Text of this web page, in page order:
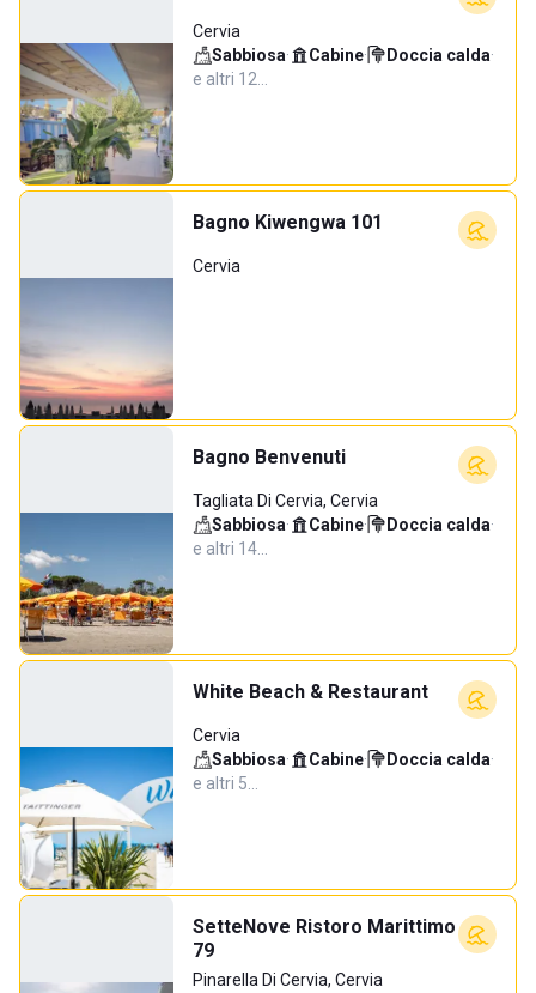
Cervia
Sabbiosa· Cabine· Doccia calda·
e altri 12…
Bagno Kiwengwa 101
Cervia
Bagno Benvenuti
Tagliata Di Cervia, Cervia
Sabbiosa· Cabine· Doccia calda·
e altri 14…
White Beach & Restaurant
Cervia
Sabbiosa· Cabine· Doccia calda·
e altri 5…
SetteNove Ristoro Marittimo
79
Pinarella Di Cervia, Cervia